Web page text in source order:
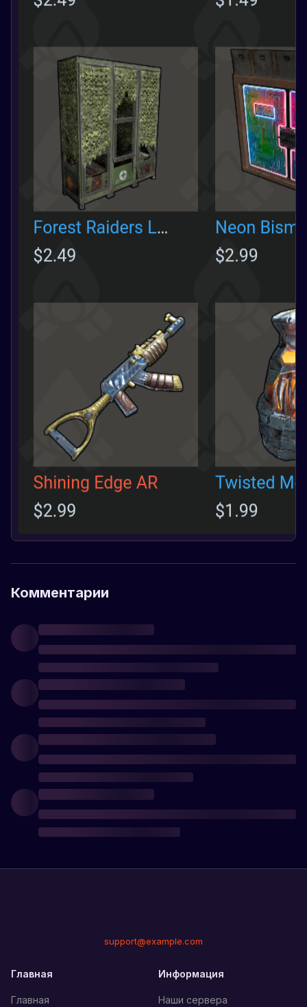
Комментарии
support@example.com
Главная
Главная
Информация
Наши сервера